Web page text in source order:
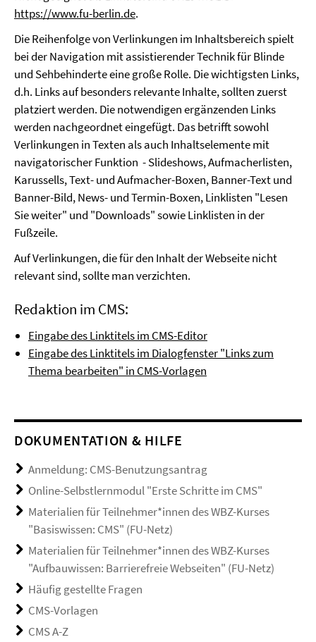
https://www.fu-berlin.de.
Die Reihenfolge von Verlinkungen im Inhaltsbereich spielt
bei der Navigation mit assistierender Technik für Blinde
und Sehbehinderte eine große Rolle. Die wichtigsten Links,
d.h. Links auf besonders relevante Inhalte, sollten zuerst
platziert werden. Die notwendigen ergänzenden Links
werden nachgeordnet eingefügt. Das betrifft sowohl
Verlinkungen in Texten als auch Inhaltselemente mit
navigatorischer Funktion - Slideshows, Aufmacherlisten,
Karussells, Text- und Aufmacher-Boxen, Banner-Text und
Banner-Bild, News- und Termin-Boxen, Linklisten "Lesen
Sie weiter" und "Downloads" sowie Linklisten in der
Fußzeile.
Auf Verlinkungen, die für den Inhalt der Webseite nicht
relevant sind, sollte man verzichten.
Redaktion im CMS:
Eingabe des Linktitels im CMS-Editor
Eingabe des Linktitels im Dialogfenster "Links zum
Thema bearbeiten" in CMS-Vorlagen
DOKUMENTATION & HILFE
Anmeldung: CMS-Benutzungsantrag
Online-Selbstlernmodul "Erste Schritte im CMS"
Materialien für Teilnehmer*innen des WBZ-Kurses
"Basiswissen: CMS" (FU-Netz)
Materialien für Teilnehmer*innen des WBZ-Kurses
"Aufbauwissen: Barrierefreie Webseiten" (FU-Netz)
Häufig gestellte Fragen
CMS-Vorlagen
CMS A-Z